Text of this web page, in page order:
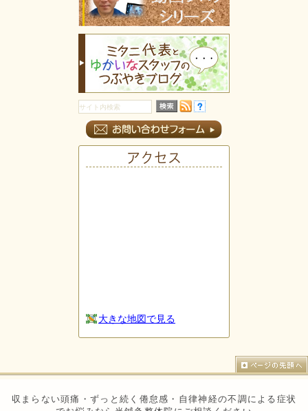
アクセス
大きな地図で見る
収まらない頭痛・ずっと続く倦怠感・自律神経の不調による症状